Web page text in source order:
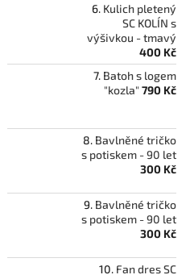
Kulich pletený
SC KOLÍN s
výšivkou - tmavý
400 Kč
Batoh s logem
"kozla" 790 Kč
Bavlněné tričko
s potiskem - 90 let
300 Kč
Bavlněné tričko
s potiskem - 90 let
300 Kč
Fan dres SC